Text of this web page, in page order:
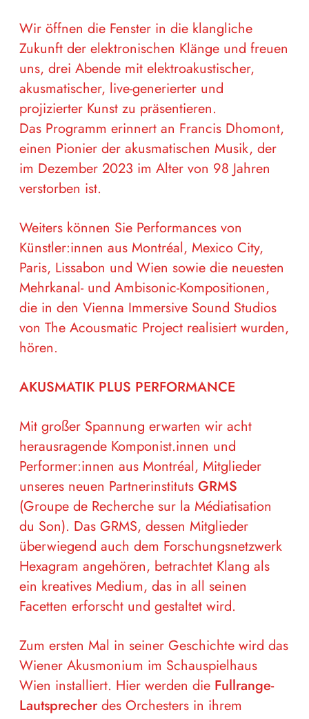
Wir öffnen die Fenster in die klangliche
Zukunft der elektronischen Klänge und freuen
uns, drei Abende mit elektroakustischer,
akusmatischer, live-generierter und
projizierter Kunst zu präsentieren.
Das Programm erinnert an Francis Dhomont,
einen Pionier der akusmatischen Musik, der
im Dezember 2023 im Alter von 98 Jahren
verstorben ist.
Weiters können Sie Performances von
Künstler:innen aus Montréal, Mexico City,
Paris, Lissabon und Wien sowie die neuesten
Mehrkanal- und Ambisonic-Kompositionen,
die in den Vienna Immersive Sound Studios
von The Acousmatic Project realisiert wurden,
hören.
AKUSMATIK PLUS PERFORMANCE
Mit großer Spannung erwarten wir acht
herausragende Komponist.innen und
Performer:innen aus Montréal, Mitglieder
unseres neuen Partnerinstituts GRMS
(Groupe de Recherche sur la Médiatisation
du Son). Das GRMS, dessen Mitglieder
überwiegend auch dem Forschungsnetzwerk
Hexagram angehören, betrachtet Klang als
ein kreatives Medium, das in all seinen
Facetten erforscht und gestaltet wird.
Zum ersten Mal in seiner Geschichte wird das
Wiener Akusmonium im Schauspielhaus
Wien installiert. Hier werden die Fullrange-
Lautsprecherdes Orchesters in ihrem